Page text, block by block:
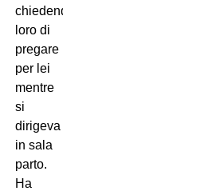
chiedendo
loro di
pregare
per lei
mentre
si
dirigeva
in sala
parto.
Ha